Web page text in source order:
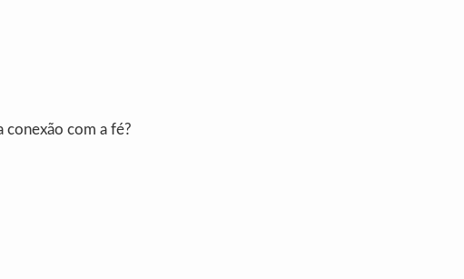
conexão com a fé?